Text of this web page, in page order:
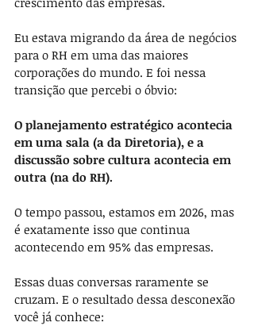
Eu estava migrando da área de negócios
para o RH em uma das maiores
corporações do mundo. E foi nessa
transição que percebi o óbvio:
O planejamento estratégico acontecia
em uma sala (a da Diretoria), e a
discussão sobre cultura acontecia em
outra (na do RH).
O tempo passou, estamos em 2026, mas
é exatamente isso que continua
acontecendo em 95% das empresas.
Essas duas conversas raramente se
cruzam. E o resultado dessa desconexão
você já conhece: